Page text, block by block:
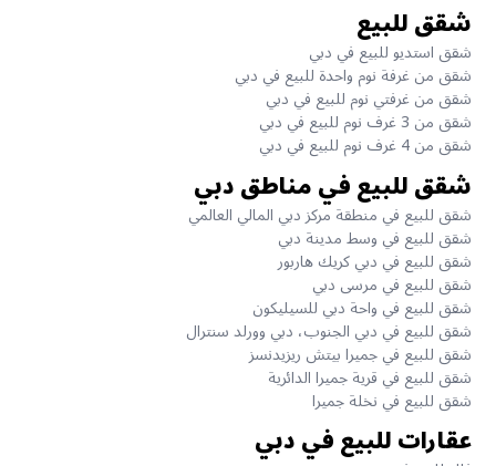
شقق للبيع
شقق استديو للبيع في دبي
شقق من غرفة نوم واحدة للبيع في دبي
شقق من غرفتي نوم للبيع في دبي
شقق من 3 غرف نوم للبيع في دبي
شقق من 4 غرف نوم للبيع في دبي
شقق للبيع في مناطق دبي
شقق للبيع في منطقة مركز دبي المالي العالمي
شقق للبيع في وسط مدينة دبي
شقق للبيع في دبي كريك هاربور
شقق للبيع في مرسى دبي
شقق للبيع في واحة دبي للسيليكون
شقق للبيع في دبي الجنوب، دبي وورلد سنترال
شقق للبيع في جميرا بيتش ريزيدنسز
شقق للبيع في قرية جميرا الدائرية
شقق للبيع في نخلة جميرا
عقارات للبيع في دبي